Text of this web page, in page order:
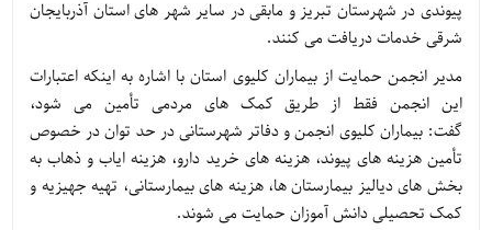
پیوندی در شهرستان تبریز و مابقی در سایر شهر های استان آذربایجان
شرقی خدمات دریافت می کنند.
مدیر انجمن حمایت از بیماران کلیوی استان با اشاره به اینکه اعتبارات
این انجمن فقط از طریق کمک های مردمی تأمین می شود،
گفت: بیماران کلیوی انجمن و دفاتر شهرستانی در حد توان در خصوص
تأمین هزینه های پیوند، هزینه های خرید دارو، هزینه ایاب و ذهاب به
بخش های دیالیز بیمارستان ها، هزینه های بیمارستانی، تهیه جهیزیه و
کمک تحصیلی دانش آموزان حمایت می شوند.